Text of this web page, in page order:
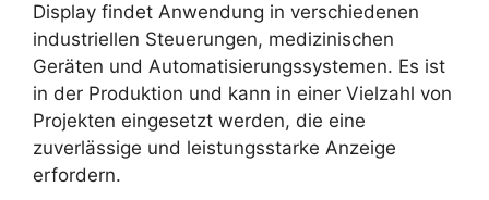
Display findet Anwendung in verschiedenen
industriellen Steuerungen, medizinischen
Geräten und Automatisierungssystemen. Es ist
in der Produktion und kann in einer Vielzahl von
Projekten eingesetzt werden, die eine
zuverlässige und leistungsstarke Anzeige
erfordern.